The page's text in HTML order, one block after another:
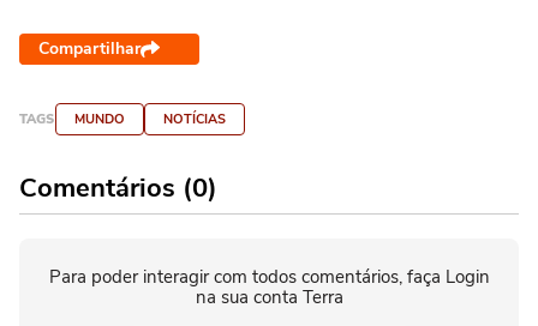
Compartilhar
TAGS MUNDO NOTÍCIAS
Comentários (0)
Para poder interagir com todos comentários, faça Login
na sua conta Terra